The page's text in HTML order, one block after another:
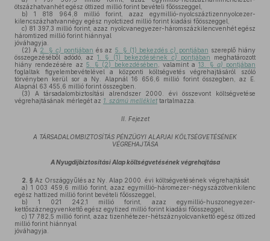
ötszázhatvanhét egész öttized millió forint bevételi főösszeggel,
b) 1 818 964,8 millió forint, azaz egymillió-nyolcszáztizennyolcezer-
kilencszázhatvannégy egész nyolctized millió forint kiadási főösszeggel,
c) 81 397,3 millió forint, azaz nyolcvanegyezer-háromszázkilencvenhét egész
háromtized millió forint hiánnyal
jóváhagyja.
(2) A 2. § c) pontjában és az 5. § (1) bekezdésc) pontjában szereplő hiány
összegezéséből adódó, az1. § (1) bekezdésének c) pontjában meghatározott
hiány rendezésére az 5. § (2) bekezdésében , valamint a13. § a) pontjában
foglaltak figyelembevételével a központi költségvetés végrehajtásáról szóló
törvényben kerül sor a Ny. Alapnál 16 656,6 millió forint összegben, az E.
Alapnál 63 455,6 millió forint összegben.
(3) A társadalombiztosítási alrendszer 2000. évi összevont költségvetése
végrehajtásának mérlegét az 1. számú melléklettartalmazza.
II. Fejezet
A TÁRSADALOMBIZTOSÍTÁS PÉNZÜGYI ALAPJAI KÖLTSÉGVETÉSÉNEK
VÉGREHAJTÁSA
A Nyugdíjbiztosítási Alap költségvetésének végrehajtása
2. § Az Országgyűlés az Ny. Alap 2000. évi költségvetésének végrehajtását
a) 1 003 459,6 millió forint, azaz egymillió-háromezer-négyszázötvenkilenc
egész hattized millió forint bevételi főösszeggel,
b) 1 021 242,1 millió forint, azaz egymillió-huszonegyezer-
kettőszáznegyvenkettő egész egytized millió forint kiadási főösszeggel,
c) 17 782,5 millió forint, azaz tizenhétezer-hétszáznyolcvankettő egész öttized
millió forint hiánnyal
jóváhagyja.